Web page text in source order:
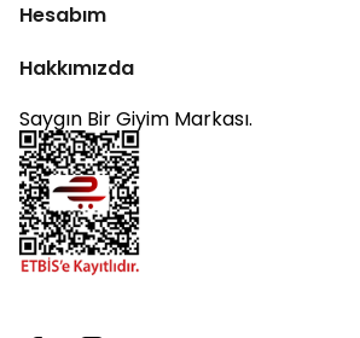
Hesabım
Hakkımızda
Saygın Bir Giyim Markası.